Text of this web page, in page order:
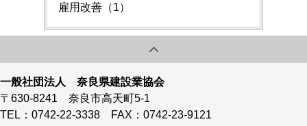
雇用改善（1）
一般社団法人 奈良県建設業協会
〒630-8241 奈良市高天町5-1
TEL：0742-22-3338 FAX：0742-23-9121